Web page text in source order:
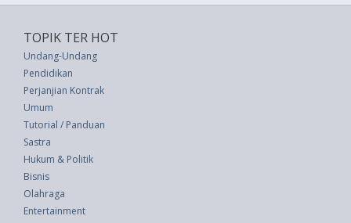
TOPIK TER HOT
Undang-Undang
Pendidikan
Perjanjian Kontrak
Umum
Tutorial / Panduan
Sastra
Hukum & Politik
Bisnis
Olahraga
Entertainment